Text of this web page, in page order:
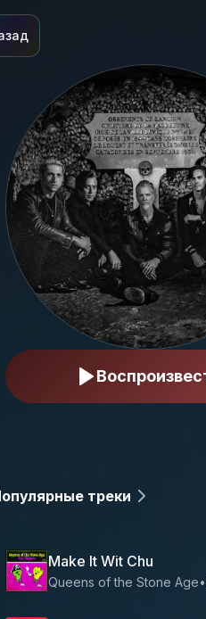
the Stone Age
треки
Make It Wit Chu
Queens of the Stone Age•